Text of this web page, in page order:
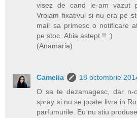
visez de cand le-am vazut
Vroiam fixativul si nu era pe
mail sa primesc o notificare
pe stoc .Abia astept !! :)
(Anamaria)
Camelia
18 octombrie
O sa te dezamagesc, dar
spray si nu se poate livra in
parfumurile. Eu nu stiu